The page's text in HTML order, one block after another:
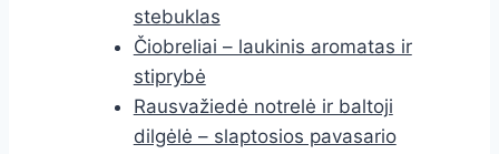
stebuklas
Čiobreliai – laukinis aromatas ir
stiprybė
Rausvažiedė notrelė ir baltoji
dilgėlė – slaptosios pavasario